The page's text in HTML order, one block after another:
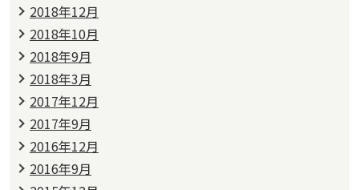
2018年12月
2018年10月
2018年9月
2018年3月
2017年12月
2017年9月
2016年12月
2016年9月